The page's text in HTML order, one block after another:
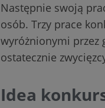
Następnie swoją
osób. Trzy prace
wyróżnionymi przez
ostatecznie
Idea